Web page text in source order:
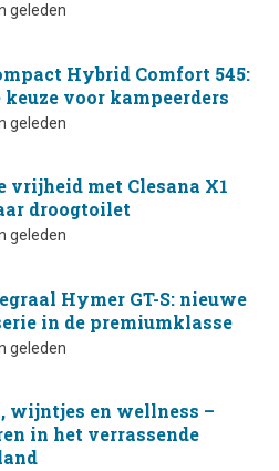
geleden
Hybrid Comfort 545:
voor kampeerders
geleden
vrijheid met Clesana X1
droogtoilet
geleden
Hymer GT-S: nieuwe
in de premiumklasse
geleden
wijntjes en wellness –
in het verrassende